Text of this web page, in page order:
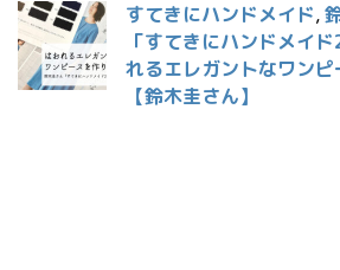
すてきにハンドメイド,
「すてきにハンドメイ
れるエレガントなワン
【鈴木圭さん】